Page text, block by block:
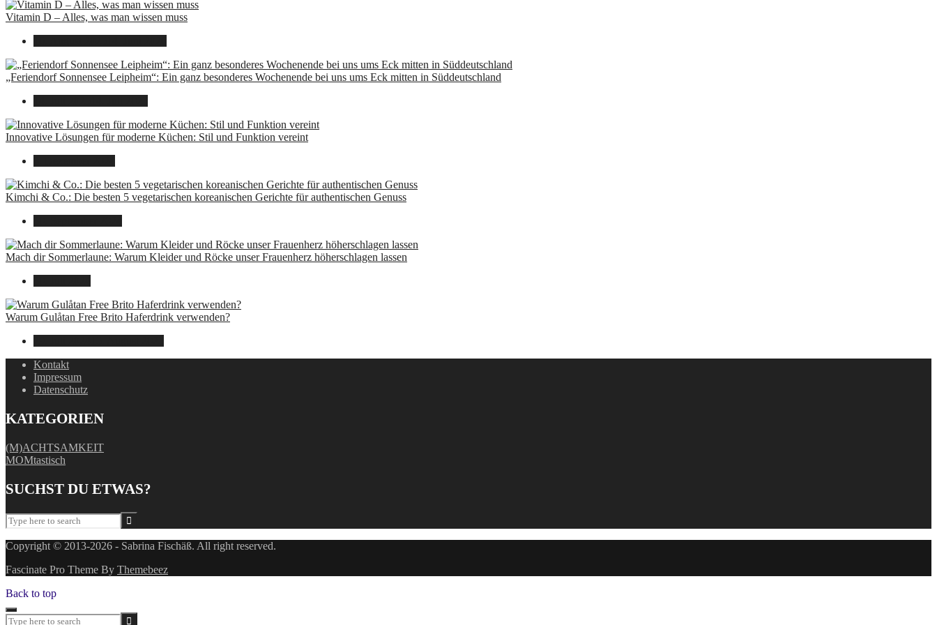
Vitamin D – Alles, was man wissen muss
„Feriendorf Sonnensee Leipheim“: Ein ganz besonderes Wochenende bei uns ums Eck mitten in Süddeutschland
Innovative Lösungen für moderne Küchen: Stil und Funktion vereint
Kimchi & Co.: Die besten 5 vegetarischen koreanischen Gerichte für authentischen Genuss
Mach dir Sommerlaune: Warum Kleider und Röcke unser Frauenherz höherschlagen lassen
Warum Gulåtan Free Brito Haferdrink verwenden?
Kontakt
Impressum
Datenschutz
KATEGORIEN
(M)ACHTSAMKEIT
MOMtastisch
SUCHST DU ETWAS?
Copyright © 2013-2026 - Sabrina Fischäß. All right reserved.
Fascinate Pro Theme By Themebeez
Back to top